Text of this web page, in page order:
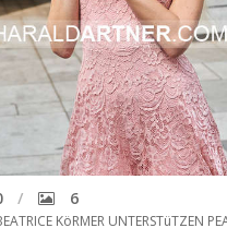
6
KöRMER UNTERSTüTZEN